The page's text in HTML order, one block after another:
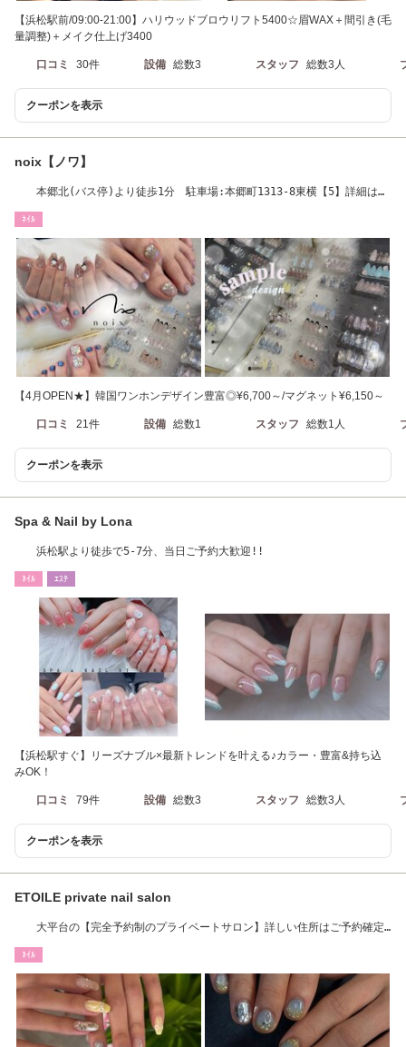
【浜松駅前/09:00-21:00】ハリウッドブロウリフト5400☆眉WAX＋間引き(毛
量調整)＋メイク仕上げ3400
口コミ 30件 設備 総数3 スタッフ 総数3人
クーポンを表示
noix【ノワ】
本郷北(バス停)より徒歩1分 駐車場:本郷町1313-8東横【5】詳細はフ
ﾈｲﾙ
【4月OPEN★】韓国ワンホンデザイン豊富◎¥6,700～/マグネット¥6,150～
口コミ 21件 設備 総数1 スタッフ 総数1人
クーポンを表示
Spa & Nail by Lona
浜松駅より徒歩で5-7分、当日ご予約大歓迎!!
ﾈｲﾙ ｴｽﾃ
【浜松駅すぐ】リーズナブル×最新トレンドを叶える♪カラー・豊富&持ち込
みOK！
口コミ 79件 設備 総数3 スタッフ 総数3人
クーポンを表示
ETOILE private nail salon
大平台の【完全予約制のプライベートサロン】詳しい住所はご予約確定
ﾈｲﾙ